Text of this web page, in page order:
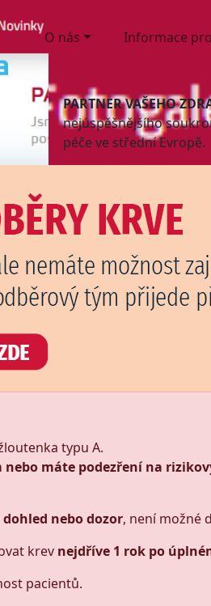
O nás Informace
PARTNER VAŠEHO
nejúspěšnějšího
péče ve střední Evropě.
typu A.
máte podezření na
nebo dozor, není možné
krev nejdříve 1 rok po
pacientů.